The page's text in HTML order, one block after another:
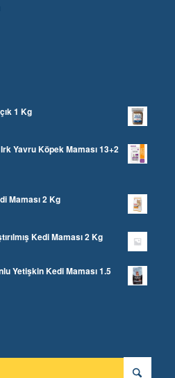
1 Kg
Yavru Köpek Maması 13+2
Maması 2 Kg
Kedi Maması 2 Kg
Yetişkin Kedi Maması 1.5